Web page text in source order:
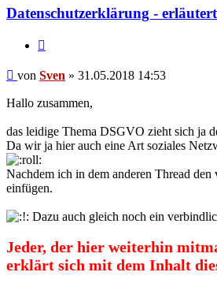
Datenschutzerklärung -
Beitrag
von Sven » 31.05.2018 14:53
Hallo zusammen,
das leidige Thema DSGVO zieht sich ja
Da wir ja hier auch eine Art soziales
Nachdem ich in dem anderen Thread
einfügen.
Dazu auch gleich noch ein
Jeder, der hier weiterhin
erklärt sich mit dem Inhalt